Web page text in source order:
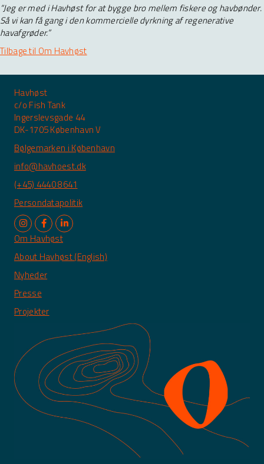
“Jeg er med i Havhøst for at bygge bro mellem fiskere og havbønder.
Så vi kan få gang i den kommercielle dyrkning af regenerative
havafgrøder.”
Tilbage til Om Havhøst
Havhøst
c/o Fish Tank
Ingerslevsgade 44
DK-1705 København V
Bølgemarken i København
info@havhoest.dk
(+45) 4440 8641
Persondatapolitik
Om Havhøst
About Havhøst (English)
Nyheder
Presse
Projekter